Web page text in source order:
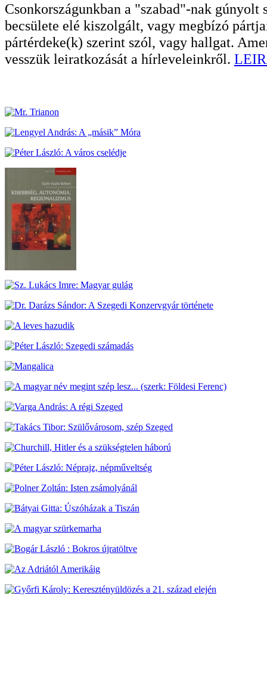
Csonkországunkban a "szabad"-nak
becsülete elé kiszolgált, vagy megbízó
pártérdeke(k) szerint szól, vagy hallgat.
vesszük leiratkozását a hírleveleinkről.